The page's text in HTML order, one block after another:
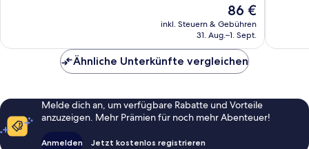
Der
Preis
beträgt
86 €
inkl. Steuern & Gebühren
31. Aug.–1. Sept.
Ähnliche Unterkünfte vergleichen
Melde dich an, um verfügbare Rabatte und Vorteile
anzuzeigen. Mehr Prämien für noch mehr Abenteuer!
Anmelden Jetzt kostenlos registrieren